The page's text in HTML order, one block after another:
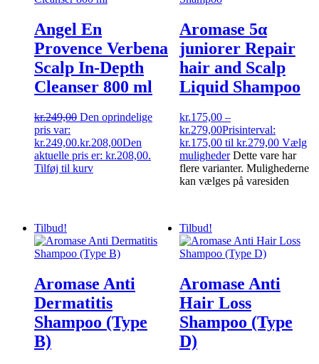
Angel En
Provence Verbena
Scalp In-Depth
Cleanser 800 ml
kr.249,00 Den oprindelige
pris var:
kr.249,00.kr.208,00Den
aktuelle pris er: kr.208,00.
Tilføj til kurv
Aromase 5α
juniorer Repair
hair and Scalp
Liquid Shampoo
kr.175,00 –
kr.279,00Prisinterval:
kr.175,00 til kr.279,00 Vælg
muligheder Dette vare har
flere varianter. Mulighederne
kan vælges på varesiden
Tilbud!
Aromase Anti
Dermatitis
Shampoo (Type
B)
Tilbud!
Aromase Anti
Hair Loss
Shampoo (Type
D)